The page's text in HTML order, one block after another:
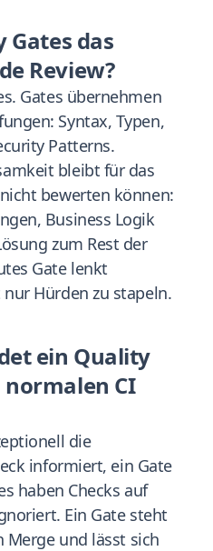
Gates das
Review?
Gates übernehmen
Syntax, Typen,
Patterns.
bleibt für das
bewerten können:
Business Logik
zum Rest der
Gate lenkt
Hürden zu stapeln.
ein Quality
CI
die
informiert, ein Gate
haben Checks auf
Ein Gate steht
Merge und lässt sich